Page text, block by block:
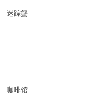
迷踪蟹
咖啡馆